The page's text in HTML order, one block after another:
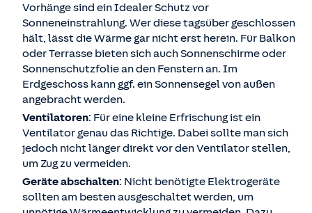
Vorhänge sind ein Idealer Schutz vor
Sonneneinstrahlung. Wer diese tagsüber geschlossen
hält, lässt die Wärme gar nicht erst herein. Für Balkon
oder Terrasse bieten sich auch Sonnenschirme oder
Sonnenschutzfolie an den Fenstern an. Im
Erdgeschoss kann ggf. ein Sonnensegel von außen
angebracht werden.
Ventilatoren: Für eine kleine Erfrischung ist ein
Ventilator genau das Richtige. Dabei sollte man sich
jedoch nicht länger direkt vor den Ventilator stellen,
um Zug zu vermeiden.
Geräte abschalten: Nicht benötigte Elektrogeräte
sollten am besten ausgeschaltet werden, um